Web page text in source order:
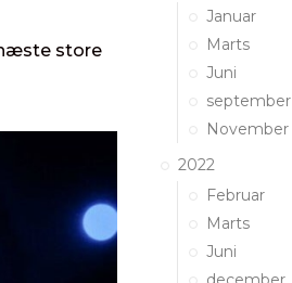
store
Januar
Marts
Juni
september
November
2022
Februar
Marts
Juni